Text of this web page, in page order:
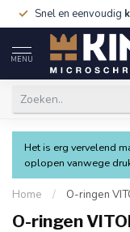
Snel en eenvoudig
MENU
Het is erg vervelend
oplopen vanwege
Home / O-ringen
O-ringen